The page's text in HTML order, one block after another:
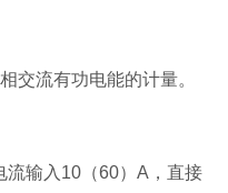
交流有功电能的计量。
流输入10（60）A，直接